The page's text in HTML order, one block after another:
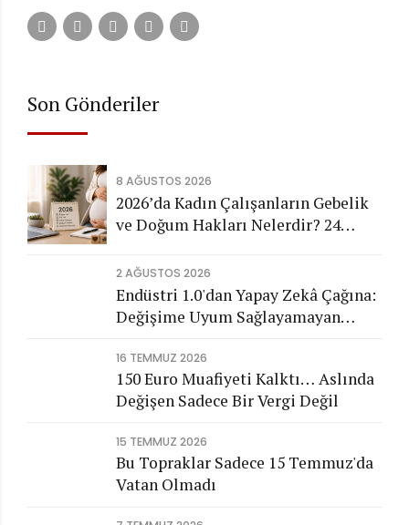
Son Gönderiler
8 AĞUSTOS 2026
2026’da Kadın Çalışanların Gebelik
ve Doğum Hakları Nelerdir? 24
2 AĞUSTOS 2026
Endüstri 1.0'dan Yapay Zekâ Çağına:
Değişime Uyum Sağlayamayan
Bekliyor?
16 TEMMUZ 2026
150 Euro Muafiyeti Kalktı… Aslında
Değişen Sadece Bir Vergi Değil
15 TEMMUZ 2026
Bu Topraklar Sadece 15 Temmuz'da
Vatan Olmadı